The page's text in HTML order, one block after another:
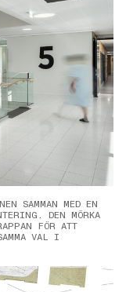
SAMMAN MED EN
DEN MÖRKA
FÖR ATT
VAL I